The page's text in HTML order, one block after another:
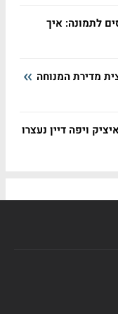
לתמונה: איך
ויפה דיין נעצרו